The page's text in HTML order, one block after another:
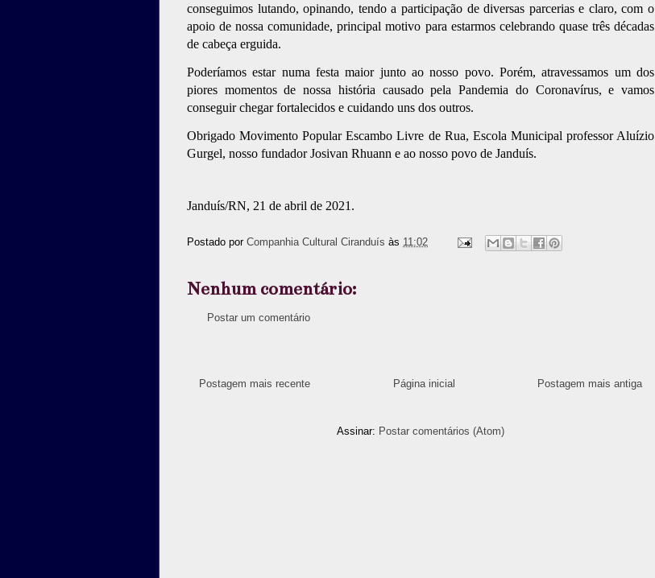
conseguimos lutando, opinando, tendo a participação de diversas parcerias e claro, com o
apoio de nossa comunidade, principal motivo para estarmos celebrando quase três décadas
de cabeça erguida.
Poderíamos estar numa festa maior junto ao nosso povo. Porém, atravessamos um dos
piores momentos de nossa história causado pela Pandemia do Coronavírus, e vamos
conseguir chegar fortalecidos e cuidando uns dos outros.
Obrigado Movimento Popular Escambo Livre de Rua, Escola Municipal professor Aluízio
Gurgel, nosso fundador Josivan Rhuann e ao nosso povo de Janduís.
Janduís/RN, 21 de abril de 2021.
Postado por Companhia Cultural Ciranduís às 11:02
Nenhum comentário:
Postar um comentário
Postagem mais recente Postagem mais antiga
Página inicial
Assinar: Postar comentários (Atom)